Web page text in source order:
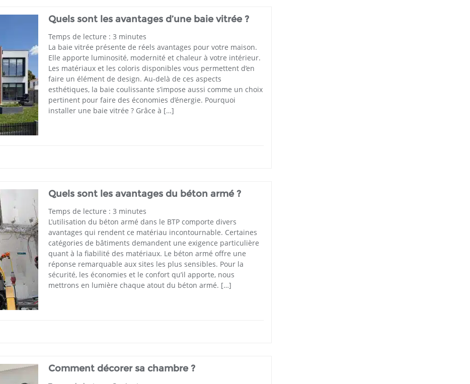
Quels sont les avantages d’une baie vitrée ?
Temps de lecture : 3 minutes
La baie vitrée présente de réels avantages pour votre maison.
Elle apporte luminosité, modernité et chaleur à votre intérieur.
Les matériaux et les coloris disponibles vous permettent d’en
faire un élément de design. Au-delà de ces aspects
esthétiques, la baie coulissante s’impose aussi comme un choix
pertinent pour faire des économies d’énergie. Pourquoi
installer une baie vitrée ? Grâce à […]
Quels sont les avantages du béton armé ?
Temps de lecture : 3 minutes
L’utilisation du béton armé dans le BTP comporte divers
avantages qui rendent ce matériau incontournable. Certaines
catégories de bâtiments demandent une exigence particulière
quant à la fiabilité des matériaux. Le béton armé offre une
réponse remarquable aux sites les plus sensibles. Pour la
sécurité, les économies et le confort qu’il apporte, nous
mettrons en lumière chaque atout du béton armé. […]
Comment décorer sa chambre ?